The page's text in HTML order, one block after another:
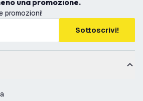
una promozione.
promozioni!
Sottoscrivi!